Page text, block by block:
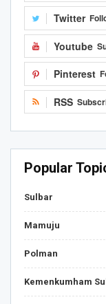
Twitter
Youtube
Pinterest
RSS
Popular
Sulbar
Mamuju
Polman
Kemenkumham